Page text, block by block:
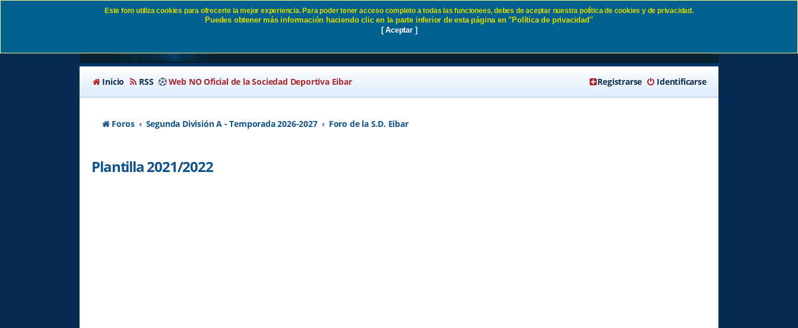
Plantilla 2021/2022 - Página 59 SD Eibar
Inicio RSS Web NO Oficial de la Sociedad Deportiva Eibar Identificarse
Registrarse
Foros Segunda División A - Temporada 2026-2027 Foro de la S.D. Eibar
Plantilla 2021/2022
Este foro utiliza cookies para ofrecerte la mejor experiencia. Para poder tener acceso completo a todas las funcionees, debes de aceptar nuestra política de cookies y de privacidad.
Puedes obtener más información haciendo clic en la parte inferior de esta página en "Política de privacidad"
[ Aceptar ]